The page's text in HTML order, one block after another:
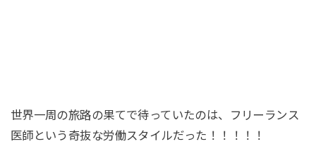
世界一周の旅路の果てで待っていたのは、フリーランス
医師という奇抜な労働スタイルだった！！！！！